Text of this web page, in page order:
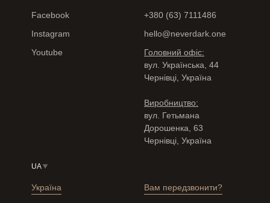
Facebook
Instagram
Youtube
+380 (63) 7111486
hello@neverdark.one
Головний офіс:
вул. Українська, 44
Чернівці, Україна
Виробництво:
вул. Гетьмана
Дорошенка, 63
Чернівці, Україна
UA
Україна Вам передзвонити?